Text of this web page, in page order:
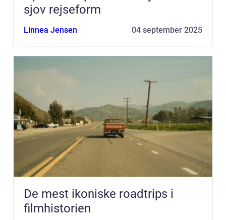
sjov rejseform
Linnea Jensen 04 september 2025
De mest ikoniske roadtrips i
filmhistorien